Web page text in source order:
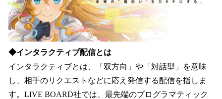
◆インタラクティブ配信とは
インタラクティブとは、「双方向」や「対話型」を意味
し、相手のリクエストなどに応え発信する配信を指しま
す。LIVE BOARD社では、最先端のプログラマティック